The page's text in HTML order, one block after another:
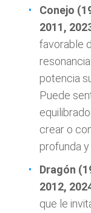
Conejo
2011,
favorable
potencia
Puede
crear o
profunda
Dragón
2012,
que le